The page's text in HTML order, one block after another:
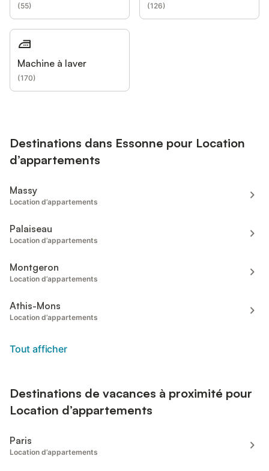
(55) (126)
Machine à laver
(170)
Destinations dans Essonne pour Location
d’appartements
Massy
Location d’appartements
Palaiseau
Location d’appartements
Montgeron
Location d’appartements
Athis-Mons
Location d’appartements
Tout afficher
Destinations de vacances à proximité pour
Location d’appartements
Paris
Location d’appartements